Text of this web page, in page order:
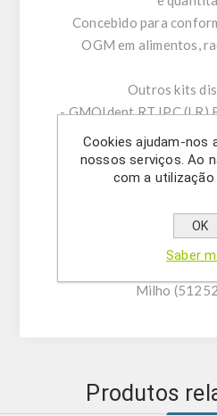
Concebido para
OGM em alimentos,
Outros kits
- GMOIdent RT IPC
- GMOQuant (LR)
MIR162/MIR604/5307
Milho
Produtos
Cookies ajudam-nos
nossos serviços. Ao
com a utilização
OK
Saber